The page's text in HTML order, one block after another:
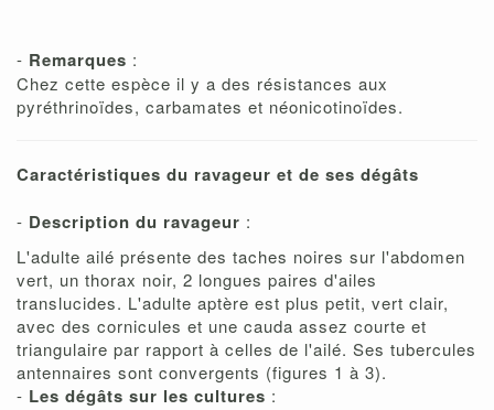
- Remarques :
Chez cette espèce il y a des résistances aux
pyréthrinoïdes, carbamates et néonicotinoïdes.
Caractéristiques du ravageur et de ses dégâts
- Description du ravageur :
L'adulte ailé présente des taches noires sur l'abdomen
vert, un thorax noir, 2 longues paires d'ailes
translucides. L'adulte aptère est plus petit, vert clair,
avec des cornicules et une cauda assez courte et
triangulaire par rapport à celles de l'ailé. Ses tubercules
antennaires sont convergents (figures 1 à 3).
- Les dégâts sur les cultures :